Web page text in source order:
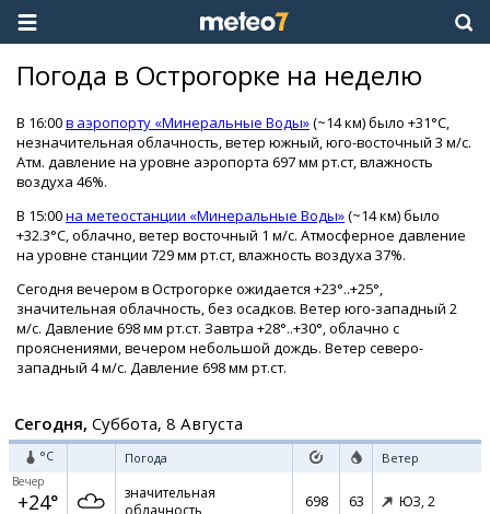
Погода в Острогорке на неделю
В 16:00в аэропорту «Минеральные Воды»(~14 км) было +31°C,
незначительная облачность, ветер южный, юго-восточный 3 м/с.
Атм. давление на уровне аэропорта 697 мм рт.ст, влажность
воздуха 46%.
В 15:00на метеостанции «Минеральные Воды»(~14 км) было
+32.3°C, облачно, ветер восточный 1 м/с. Атмосферное давление
на уровне станции 729 мм рт.ст, влажность воздуха 37%.
Сегодня вечером в Острогорке ожидается +23°..+25°,
значительная облачность, без осадков. Ветер юго-западный 2
м/с. Давление 698 мм рт.ст. Завтра +28°..+30°, облачно с
прояснениями, вечером небольшой дождь. Ветер северо-
западный 4 м/с. Давление 698 мм рт.ст.
Сегодня, Суббота, 8 Августа
°C Погода Ветер
Вечер
+24°
значительная
облачность
698 63 ЮЗ, 2